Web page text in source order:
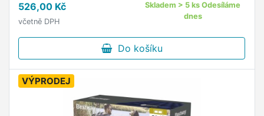
526,00 Kč
včetně DPH
Skladem > 5 ks Odesíláme
dnes
Do košíku
VÝPRODEJ